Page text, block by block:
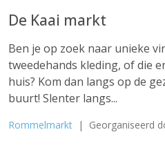
De Kaai markt
Ben je op zoek naar unieke
tweedehands kleding, of die
huis? Kom dan langs op de
buurt! Slenter langs...
Rommelmarkt | Georganiseerd